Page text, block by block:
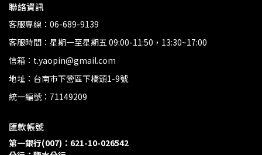
聯絡資訊
客服專線：06-689-9139
客服時間：星期一至星期五 09:00-11:50，13:30~17:00
信箱：t.yaopin@gmail.com
地址：台南市下營區下橋頭1-9號
統一編號：71149209
匯款帳號
第一銀行(007)：621-10-026542